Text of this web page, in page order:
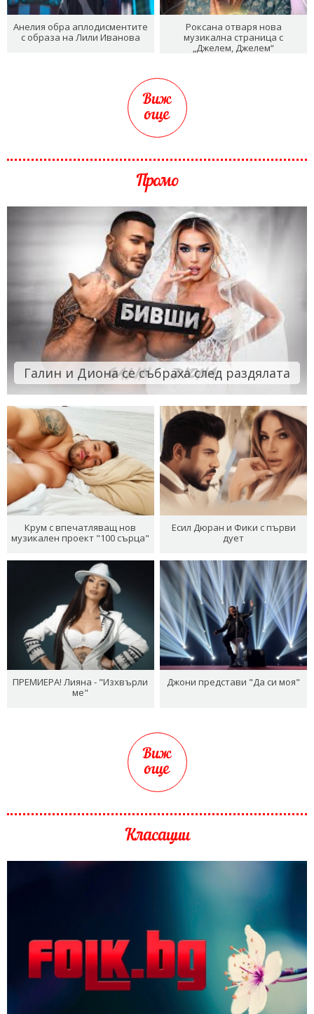
Анелия обра аплодисментите
с образа на Лили Иванова
Роксана отваря нова
музикална страница с
„Джелем, Джелем“
Виж
още
Промо
Галин и Диона се събраха след раздялата
Крум с впечатляващ нов
музикален проект "100 сърца"
Есил Дюран и Фики с първи
дует
ПРЕМИЕРА! Лияна - "Изхвърли
ме"
Джони представи "Да си моя"
Виж
още
Класации